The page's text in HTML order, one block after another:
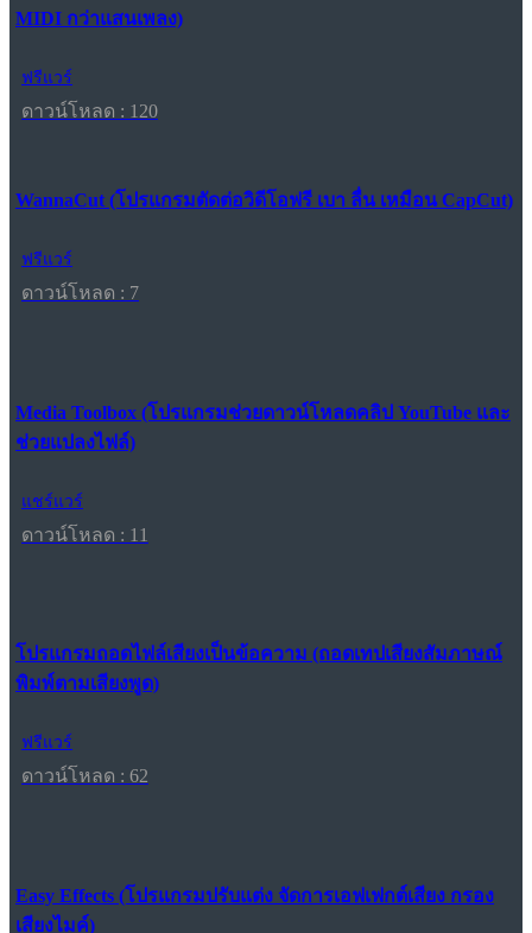
MIDI กว่าแสนเพลง)
ฟรีแวร์
ดาวน์โหลด : 120
WannaCut (โปรแกรมตัดต่อวิดีโอฟรี เบา ลื่น เหมือน CapCut)
ฟรีแวร์
ดาวน์โหลด : 7
Media Toolbox (โปรแกรมช่วยดาวน์โหลดคลิป YouTube และ
ช่วยแปลงไฟล์)
แชร์แวร์
ดาวน์โหลด : 11
โปรแกรมถอดไฟล์เสียงเป็นข้อความ (ถอดเทปเสียงสัมภาษณ์
พิมพ์ตามเสียงพูด)
ฟรีแวร์
ดาวน์โหลด : 62
Easy Effects (โปรแกรมปรับแต่ง จัดการเอฟเฟกต์เสียง กรอง
เสียงไมค์)